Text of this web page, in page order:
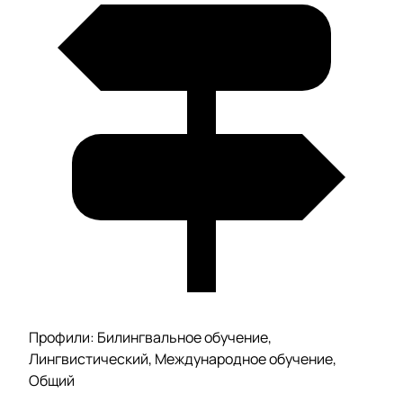
Профили: Билингвальное обучение,
Лингвистический, Международное обучение,
Общий